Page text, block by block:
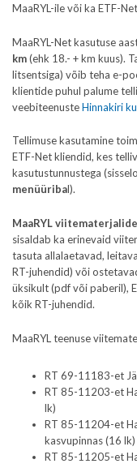
MaaRYL-ile või ka ETF-
MaaRYL-Net kasutuse
km(ehk 18.- + km kuus).
litsentsiga) võib teha e-
klientide puhul palume
veebiteenusteHinnakiri
Tellimuse kasutamine
ETF-Net kliendid, kes
kasutustunnustega
menüüribal).
MaaRYL
sisaldab ka erinevaid
tasuta allalaetavad,
RT-juhendid) või
üksikult (pdf või paberil),
kõik RT-juhendid.
MaaRYL teenuse
RT 69-11183-et
RT 85-11203-et
lk)
RT 85-11204-et
kasvupinnas (16 lk)
RT 85-11205-et